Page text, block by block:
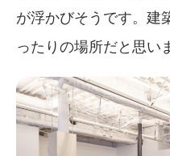
が浮かびそうです。建
ったりの場所だと思い